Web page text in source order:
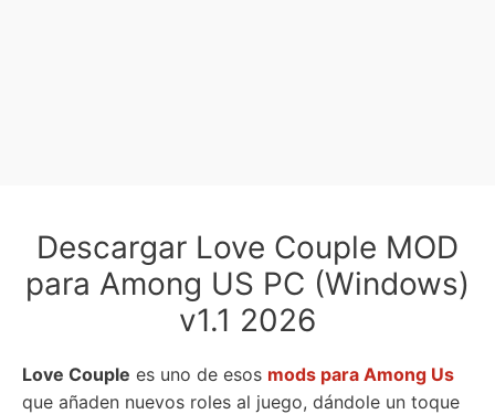
Descargar Love Couple MOD
para Among US PC (Windows)
v1.1 2026
Love Couple es uno de esos mods para Among Us
que añaden nuevos roles al juego, dándole un toque